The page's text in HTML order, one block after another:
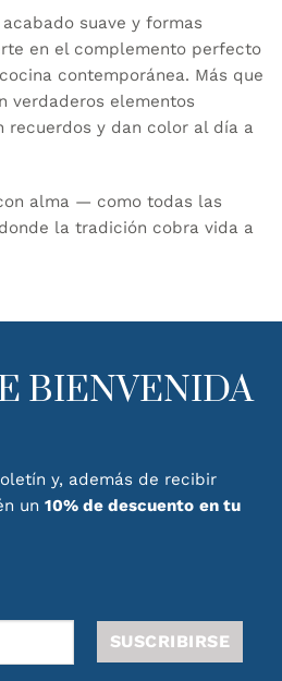
suave y formas
en el complemento perfecto
contemporánea. Más que
verdaderos elementos
recuerdos y dan color al día a
alma — como todas las
la tradición cobra vida a
BIENVENIDA
y, además de recibir
un 10% de descuento en tu